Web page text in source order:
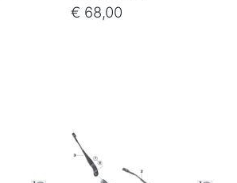
€ 68,00